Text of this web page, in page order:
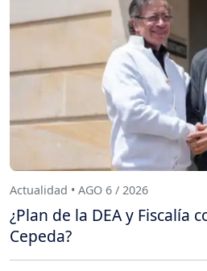
Actualidad • AGO 6 / 2026
¿Plan de la DEA y Fiscalía
Cepeda?